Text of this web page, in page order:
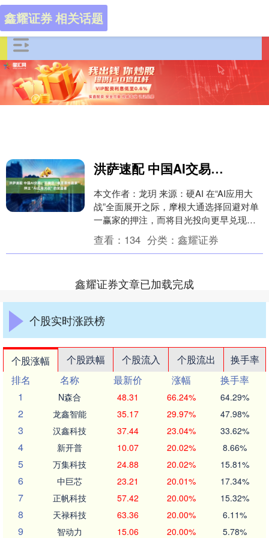
鑫耀证券 相关话题
洪萨速配 中国AI交易：不确定“谁是最终赢家”，押注“AI应用大战”的受益者
本文作者：龙玥 来源：硬AI 在“AI应用大
战”全面展开之际，摩根大通选择回避对单
一赢家的押注，而将目光投向更早兑现、
能见度更高的二阶受益领域。 1月30日，
摩....
查看： 134 分类： 鑫耀证券
鑫耀证券文章已加载完成
个股实时涨跌榜
个股涨幅 个股跌幅 个股流入 个股流出
换手率
排名
名称 最新价 涨幅
换手率
1
N森合 48.31 66.24% 64.29%
2 龙鑫智能 35.17 29.97% 47.98%
3 汉鑫科技 37.44 23.04% 33.62%
4 新开普 10.07 20.02% 8.66%
5 万集科技 24.88 20.02% 15.81%
6 中巨芯 23.21 20.01% 17.34%
7 正帆科技 57.42 20.00% 15.32%
8 天禄科技 63.36 20.00% 6.11%
9 智动力 15.06 20.00% 5.78%